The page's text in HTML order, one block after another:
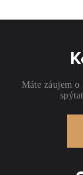
Máte záujem o